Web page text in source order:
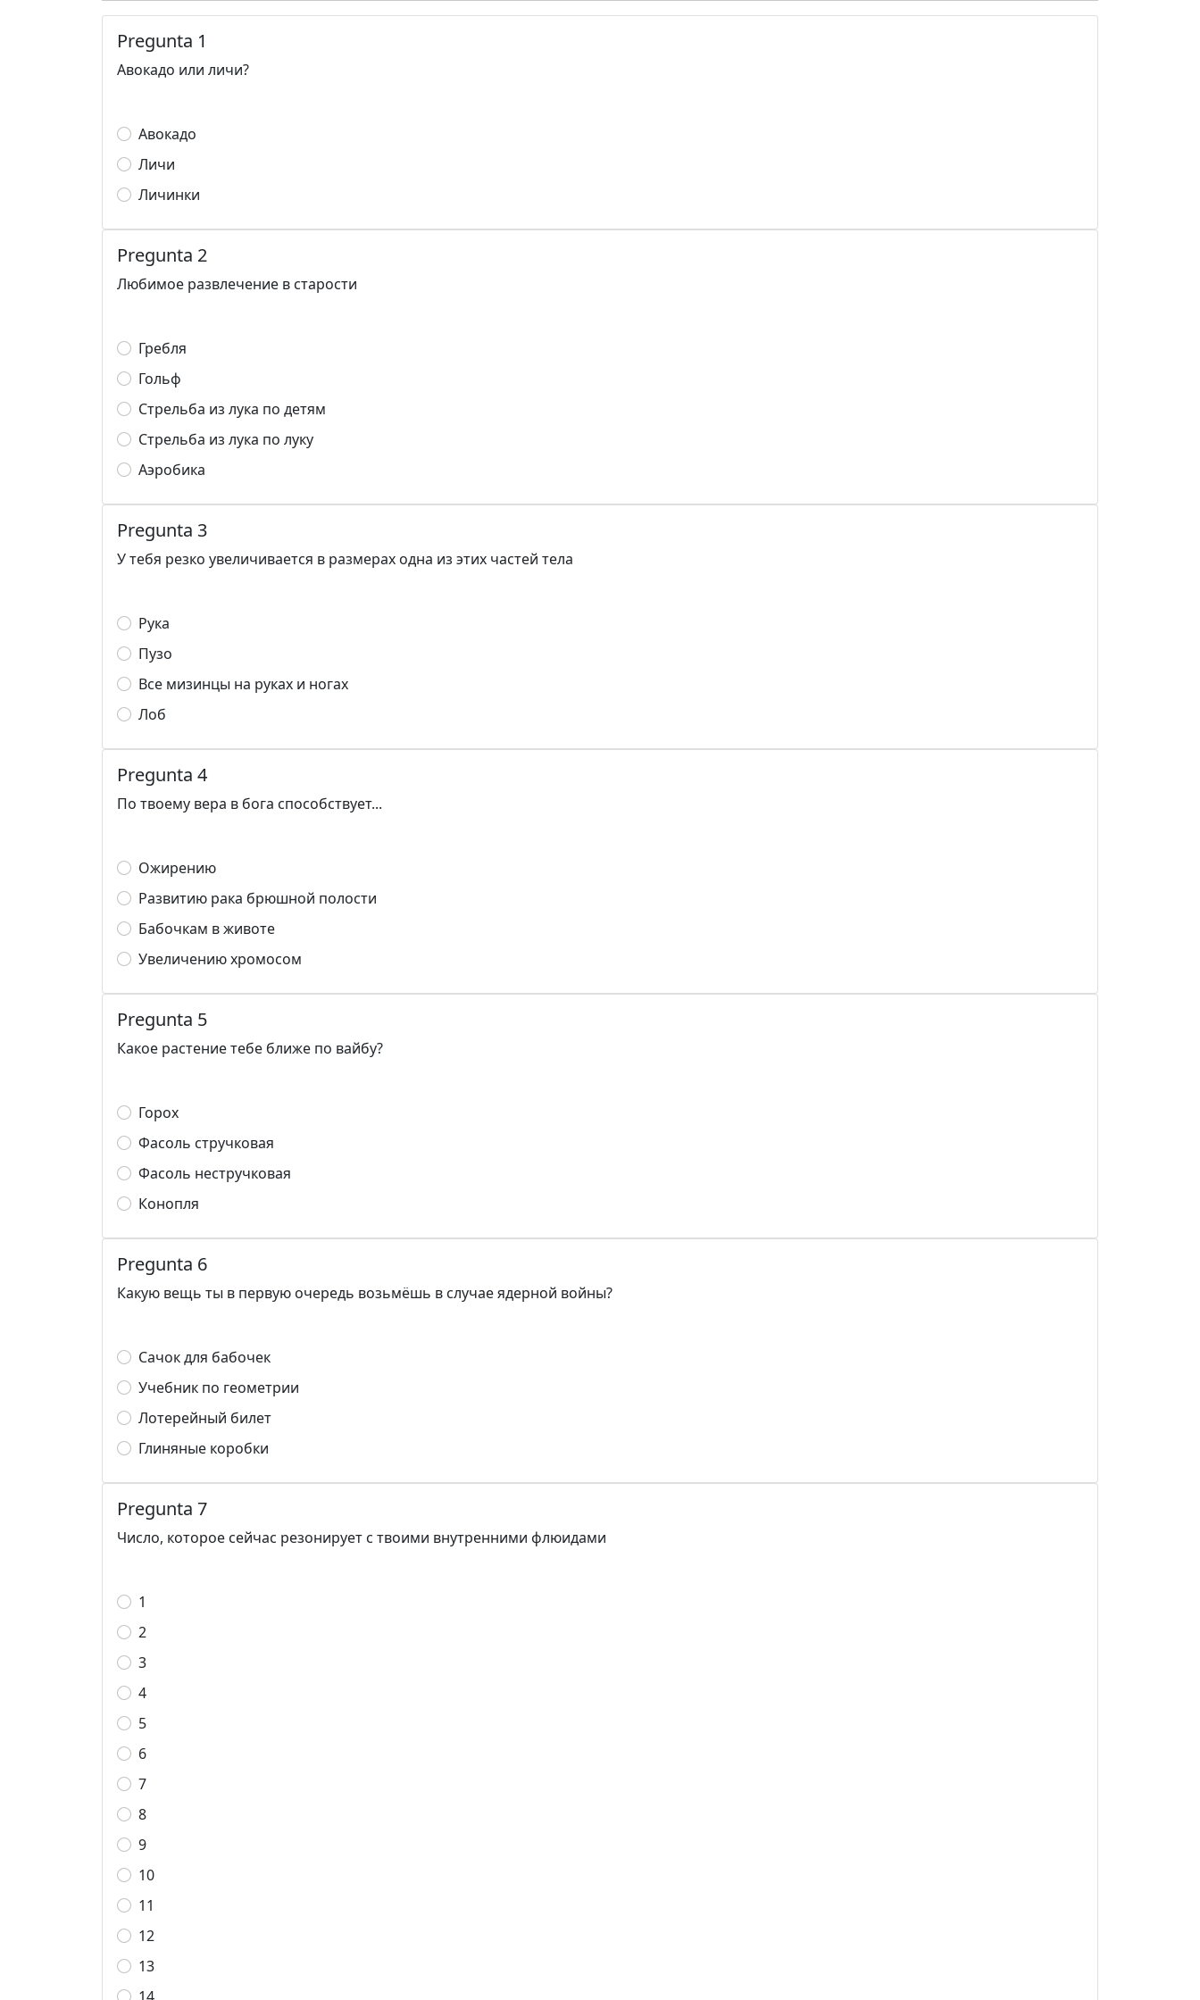
Pregunta 1
Авокадо или личи?
Авокадо
Личи
Личинки
Pregunta 2
Любимое развлечение в старости
Гребля
Гольф
Стрельба из лука по детям
Стрельба из лука по луку
Аэробика
Pregunta 3
У тебя резко увеличивается в размерах одна из этих частей тела
Рука
Пузо
Все мизинцы на руках и ногах
Лоб
Pregunta 4
По твоему вера в бога способствует...
Ожирению
Развитию рака брюшной полости
Бабочкам в животе
Увеличению хромосом
Pregunta 5
Какое растение тебе ближе по вайбу?
Горох
Фасоль стручковая
Фасоль нестручковая
Конопля
Pregunta 6
Какую вещь ты в первую очередь возьмёшь в случае ядерной войны?
Сачок для бабочек
Учебник по геометрии
Лотерейный билет
Глиняные коробки
Pregunta 7
Число, которое сейчас резонирует с твоими внутренними флюидами
1
2
3
4
5
6
7
8
9
10
11
12
13